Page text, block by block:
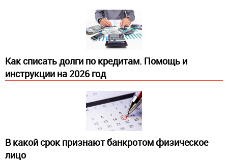
Как списать долги по кредитам. Помощь и
инструкции на 2026 год
В какой срок признают банкротом физическое
лицо